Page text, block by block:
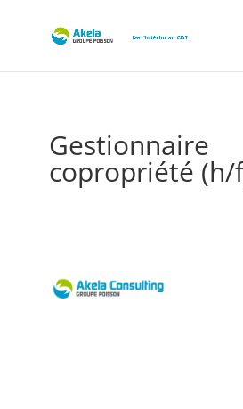
Gestionnaire
copropriété (h/